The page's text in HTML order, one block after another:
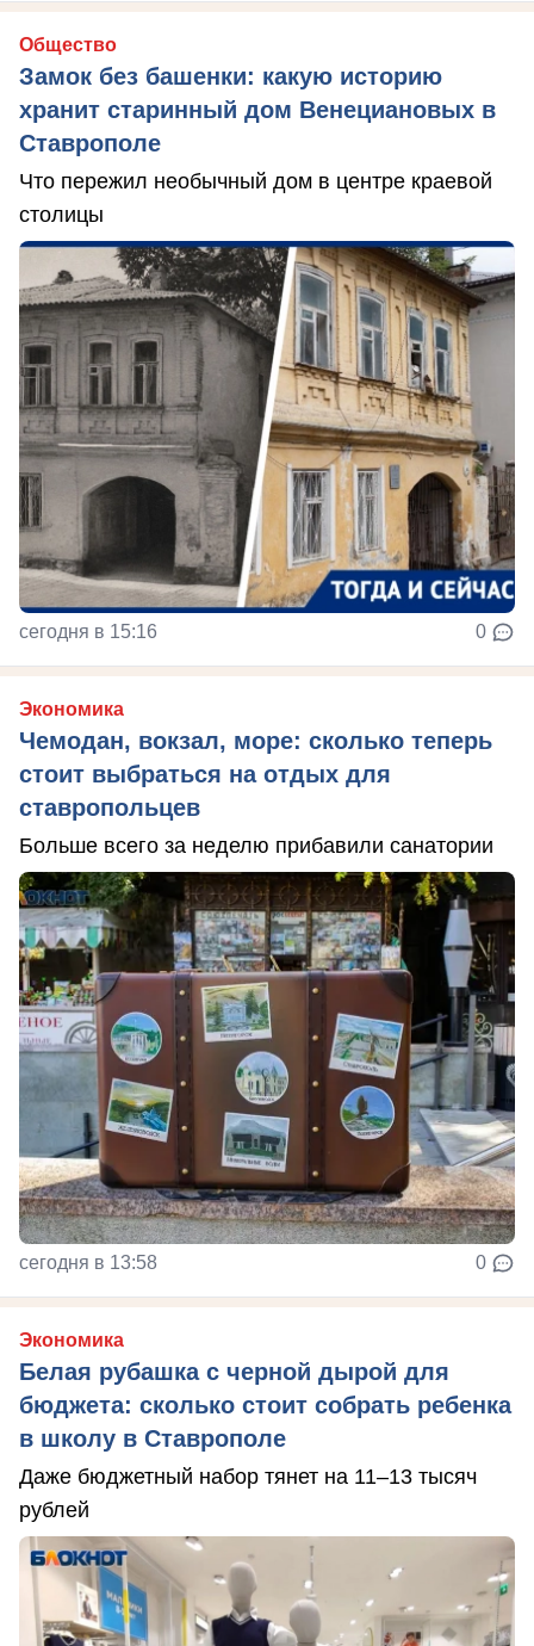
Общество
Замок без башенки: какую историю
хранит старинный дом Венециановых в
Ставрополе
Что пережил необычный дом в центре краевой
столицы
сегодня в 15:16 0
Экономика
Чемодан, вокзал, море: сколько теперь
стоит выбраться на отдых для
ставропольцев
Больше всего за неделю прибавили санатории
сегодня в 13:58 0
Экономика
Белая рубашка с черной дырой для
бюджета: сколько стоит собрать ребенка
в школу в Ставрополе
Даже бюджетный набор тянет на 11–13 тысяч
рублей